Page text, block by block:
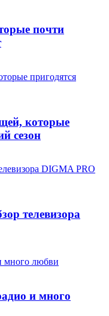
почти
которые
сезон
телевизора
и много